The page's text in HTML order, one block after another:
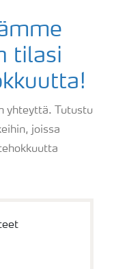
tilasi
yhteyttä. Tutustu
joissa